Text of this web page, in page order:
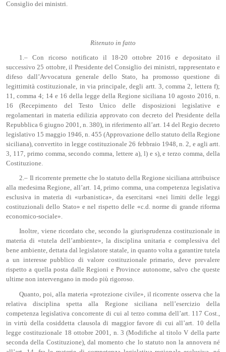
Consiglio dei ministri.
Ritenuto in fatto
1.– Con ricorso notificato il 18-20 ottobre 2016 e depositato il
successivo 25 ottobre, il Presidente del Consiglio dei ministri, rappresentato e
difeso dall’Avvocatura generale dello Stato, ha promosso questione di
legittimità costituzionale, in via principale, degli artt. 3, comma 2, lettera f);
11, comma 4; 14 e 16 della legge della Regione siciliana 10 agosto 2016, n.
16 (Recepimento del Testo Unico delle disposizioni legislative e
regolamentari in materia edilizia approvato con decreto del Presidente della
Repubblica 6 giugno 2001, n. 380), in riferimento all’art. 14 del Regio decreto
legislativo 15 maggio 1946, n. 455 (Approvazione dello statuto della Regione
siciliana), convertito in legge costituzionale 26 febbraio 1948, n. 2, e agli artt.
3, 117, primo comma, secondo comma, lettere a), l) e s), e terzo comma, della
Costituzione.
2.– Il ricorrente premette che lo statuto della Regione siciliana attribuisce
alla medesima Regione, all’art. 14, primo comma, una competenza legislativa
esclusiva in materia di «urbanistica», da esercitarsi «nei limiti delle leggi
costituzionali dello Stato» e nel rispetto delle «c.d. norme di grande riforma
economico-sociale».
Inoltre, viene ricordato che, secondo la giurisprudenza costituzionale in
materia di «tutela dell’ambiente», la disciplina unitaria e complessiva del
bene ambiente, dettata dal legislatore statale, in quanto volta a garantire tutela
a un interesse pubblico di valore costituzionale primario, deve prevalere
rispetto a quella posta dalle Regioni e Province autonome, salvo che queste
ultime non intervengano in modo più rigoroso.
Quanto, poi, alla materia «protezione civile», il ricorrente osserva che la
relativa disciplina spetta alla Regione siciliana nell’esercizio della
competenza legislativa concorrente di cui al terzo comma dell’art. 117 Cost.,
in virtù della cosiddetta clausola di maggior favore di cui all’art. 10 della
legge costituzionale 18 ottobre 2001, n. 3 (Modifiche al titolo V della parte
seconda della Costituzione), dal momento che lo statuto non la annovera né